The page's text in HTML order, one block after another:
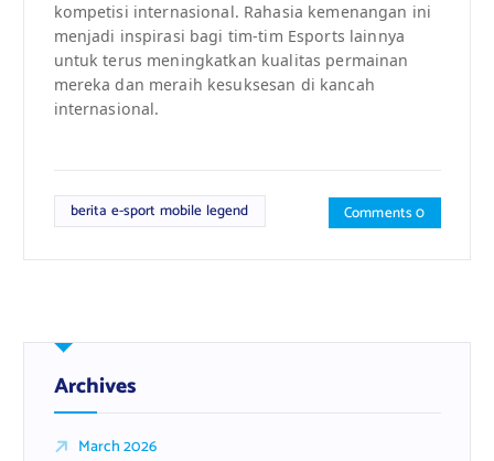
kompetisi internasional. Rahasia kemenangan ini
menjadi inspirasi bagi tim-tim Esports lainnya
untuk terus meningkatkan kualitas permainan
mereka dan meraih kesuksesan di kancah
internasional.
berita e-sport mobile legend Comments 0
Archives
March 2026